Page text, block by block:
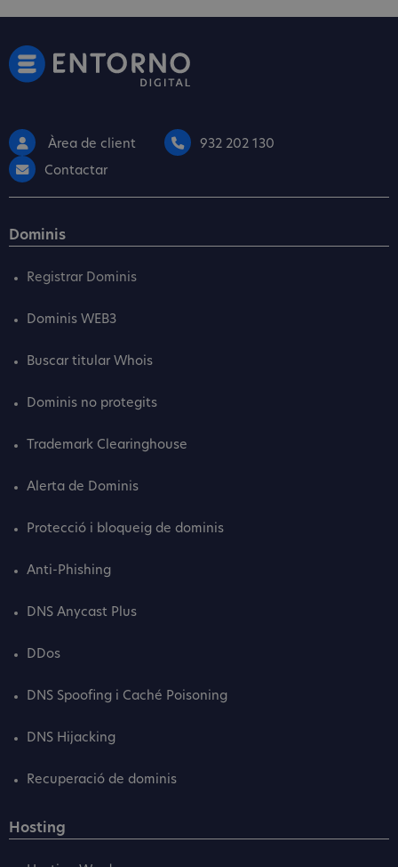
Àrea de client
932 202 130
Contactar
Dominis
Registrar Dominis
Dominis WEB3
Buscar titular Whois
Dominis no protegits
Trademark Clearinghouse
Alerta de Dominis
Protecció i bloqueig de dominis
Anti-Phishing
DNS Anycast Plus
DDos
DNS Spoofing i Caché Poisoning
DNS Hijacking
Recuperació de dominis
Hosting